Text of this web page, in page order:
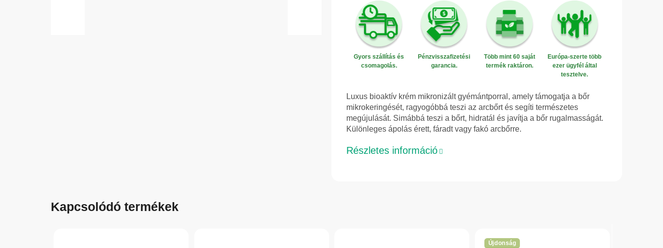
Gyors szállítás és
csomagolás.
Pénzvisszafizetési
garancia.
Több mint 60 saját
termék raktáron.
Európa-szerte több
ezer ügyfél által
tesztelve.
Luxus bioaktív krém mikronizált gyémántporral, amely támogatja a bőr
mikrokeringését, ragyogóbbá teszi az arcbőrt és segíti természetes
megújulását. Simábbá teszi a bőrt, hidratál és javítja a bőr rugalmasságát.
Különleges ápolás érett, fáradt vagy fakó arcbőrre.
Részletes információ
Kapcsolódó termékek
Újdonság